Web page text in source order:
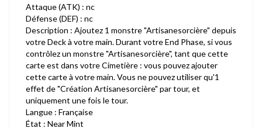
Attaque (ATK) : nc
Défense (DEF) : nc
Description : Ajoutez 1 monstre "Artisanesorcière" depuis
votre Deck à votre main. Durant votre End Phase, si vous
contrôlez un monstre "Artisanesorcière", tant que cette
carte est dans votre Cimetière : vous pouvez ajouter
cette carte à votre main. Vous ne pouvez utiliser qu'1
effet de "Création Artisanesorcière" par tour, et
uniquement une fois le tour.
Langue : Française
État : Near Mint